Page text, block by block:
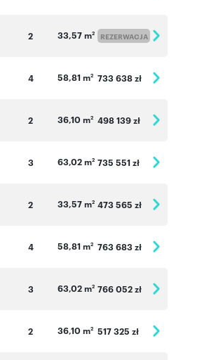
2 33,57 m2 REZERWACJA
4 58,81 m2 733 638 zł
2 36,10 m2 498 139 zł
3 63,02 m2 735 551 zł
2 33,57 m2 473 565 zł
4 58,81 m2 763 683 zł
3 63,02 m2 766 052 zł
2 36,10 m2 517 325 zł